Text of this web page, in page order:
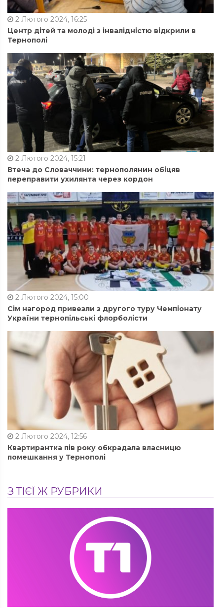
2 Лютого 2024, 16:25
Центр дітей та молоді з інвалідністю відкрили в
Тернополі
2 Лютого 2024, 15:21
Втеча до Словаччини: тернополянин обіцяв
переправити ухилянта через кордон
2 Лютого 2024, 15:00
Сім нагород привезли з другого туру Чемпіонату
України тернопільські флорболісти
2 Лютого 2024, 12:56
Квартирантка пів року обкрадала власницю
помешкання у Тернополі
З ТІЄЇ Ж РУБРИКИ